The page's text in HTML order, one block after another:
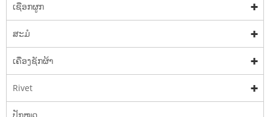
ເຊືອກຜູກ
ສະມໍ
ເຄື່ອງຊັກຜ້າ
Rivet